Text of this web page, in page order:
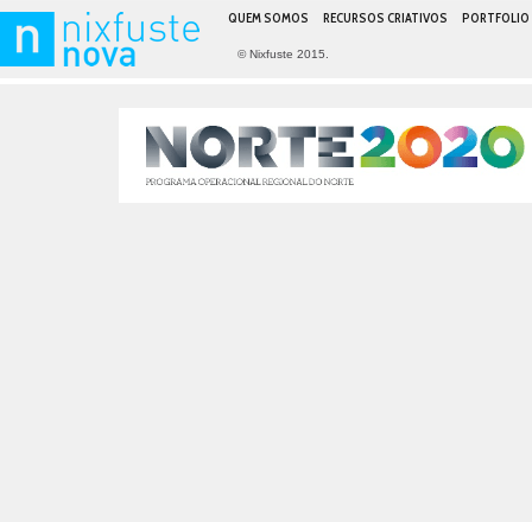
QUEM SOMOS RECURSOS CRIATIVOS PORTFOLIO
© Nixfuste 2015.